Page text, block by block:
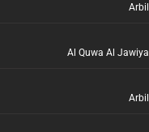
Arbil
Al Quwa Al Jawiya
Arbil